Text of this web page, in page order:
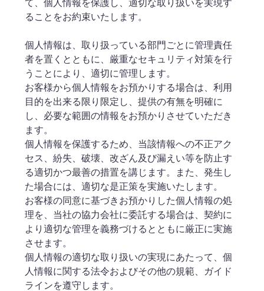
て、個人情報を保護し、適切な取り扱いを実現す
ることをお約束いたします。
個人情報は、取り扱っている部門ごとに管理責任
者を置くとともに、厳重なセキュリティ対策を行
うことにより、適切に管理します。
お客様から個人情報をお預かりする場合は、利用
目的を出来る限り限定し、提供の有無を明確に
し、必要な範囲の情報をお預かりさせていただき
ます。
個人情報を保護するため、当該情報への不正アク
セス、紛失、破壊、改ざん及び漏えい等を防止す
る適切かつ最善の措置を講じます。また、発生し
た場合には、適切な是正策を実施いたします。
お客様の同意に基づきお預かりした個人情報の処
理を、当社の協力会社に委託する場合は、契約に
より適切な管理を義務づけるとともに厳正に実施
させます。
個人情報の適切な取り扱いの実現にあたって、個
人情報に関する法令およびその他の規範、ガイド
ラインを遵守します。